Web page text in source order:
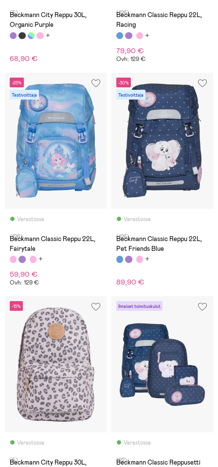
(5)
Beckmann City Reppu 30L,
Organic Purple
68,90 €
(126)
Beckmann Classic Reppu 22L,
Racing
79,90 €
Ovh: 129 €
-25%
Testivoittaja
Varastossa
(126)
Beckmann Classic Reppu 22L,
Fairytale
59,90 €
Ovh: 129 €
-30%
Testivoittaja
Varastossa
(126)
Beckmann Classic Reppu 22L,
Pet Friends Blue
89,90 €
-15%
Varastossa
(5)
Beckmann City Reppu 30L,
Ilmaiset toimituskulut
Varastossa
(22)
Beckmann Classic Reppusetti